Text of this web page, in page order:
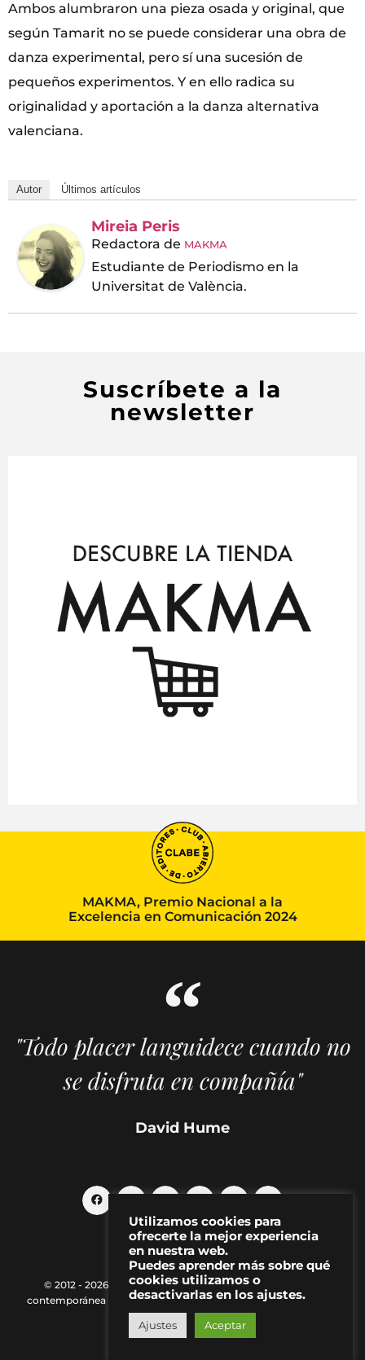
Ambos alumbraron una pieza osada y original, que
según Tamarit no se puede considerar una obra de
danza experimental, pero sí una sucesión de
pequeños experimentos. Y en ello radica su
originalidad y aportación a la danza alternativa
valenciana.
Autor Últimos artículos
Mireia Peris
Redactora de MAKMA
Estudiante de Periodismo en la
Universitat de València.
Suscríbete a la
newsletter
MAKMA, Premio Nacional a la
Excelencia en Comunicación 2024
"Todo placer languidece cuando no
se disfruta en compañía"
David Hume
© 2012 - 2026 MAKMA | Revista de artes visuales y cultura
contemporánea |
Política de Privacidad| Aviso Legal|Contacto
Utilizamos cookies para
ofrecerte la mejor experiencia
en nuestra web.
Puedes aprender más sobre qué
cookies utilizamos o
desactivarlas en los ajustes.
Ajustes Aceptar